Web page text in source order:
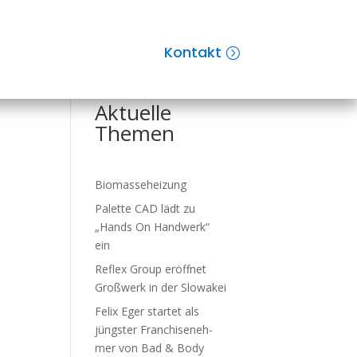
KontaktSuchen
Aktuelle
Themen
Biomasseheizung
Palette CAD lädt zu
„Hands On Handwerk“
ein
Reflex Group er­öff­net
Groß­werk in der Slo­wa­kei
Felix Eger startet als
jüngster Fran­chise­neh­
mer von Bad & Body